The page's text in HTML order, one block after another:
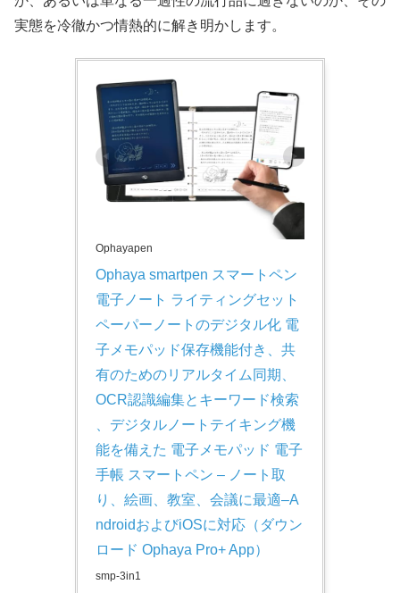
実態を冷徹かつ情熱的に解き明かします。
Ophayapen
Ophaya smartpen スマートペン
電子ノート ライティングセット
ペーパーノートのデジタル化 電
子メモパッド保存機能付き、共
有のためのリアルタイム同期、
OCR認識編集とキーワード検索
、デジタルノートテイキング機
能を備えた 電子メモパッド 電子
手帳 スマートペン – ノート取
り、絵画、教室、会議に最適–A
ndroidおよびiOSに対応（ダウン
ロード Ophaya Pro+ App）
smp-3in1